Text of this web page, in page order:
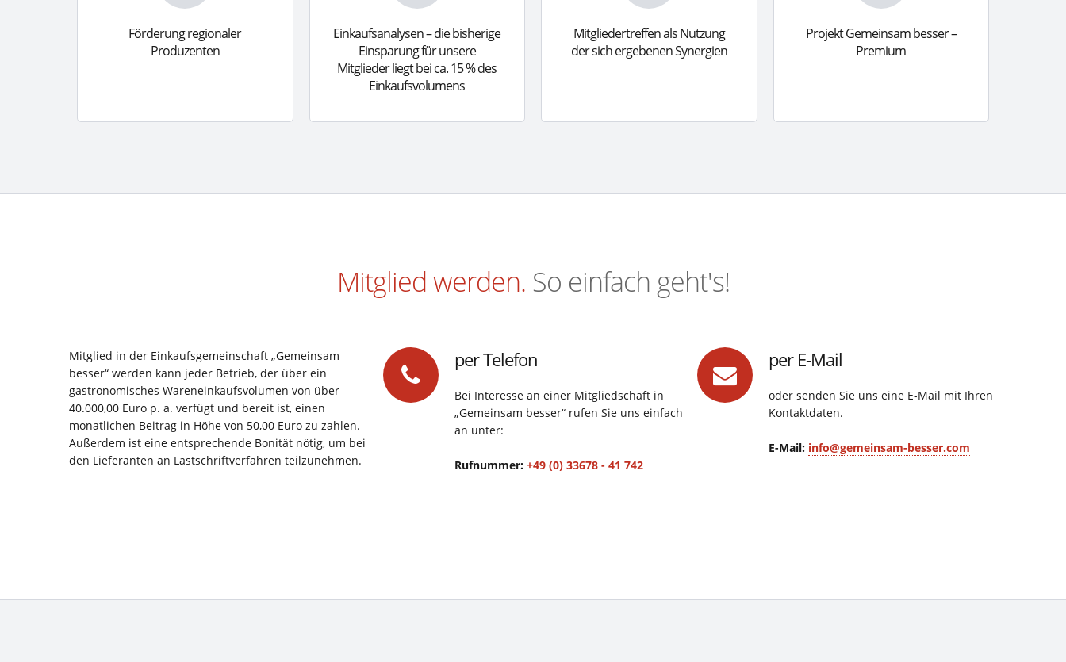
Förderung regionaler
Produzenten
Einkaufsanalysen – die bisherige
Einsparung für unsere
Mitglieder liegt bei ca. 15 % des
Einkaufsvolumens
Mitgliedertreffen als Nutzung
der sich ergebenen Synergien
Projekt Gemeinsam besser –
Premium
Mitglied werden. So einfach geht's!
Mitglied in der Einkaufsgemeinschaft „Gemeinsam
besser“ werden kann jeder Betrieb, der über ein
gastronomisches Wareneinkaufsvolumen von über
40.000,00 Euro p. a. verfügt und bereit ist, einen
monatlichen Beitrag in Höhe von 50,00 Euro zu zahlen.
Außerdem ist eine entsprechende Bonität nötig, um bei
den Lieferanten an Lastschriftverfahren teilzunehmen.
per Telefon
Bei Interesse an einer Mitgliedschaft in
„Gemeinsam besser“ rufen Sie uns einfach
an unter:
Rufnummer: +49 (0) 33678 - 41 742
per E-Mail
oder senden Sie uns eine E-Mail mit Ihren
Kontaktdaten.
E-Mail: info@gemeinsam-besser.com